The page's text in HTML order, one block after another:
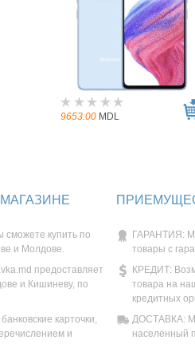
9653.00 MDL
сможете купить по
и Молдове.
предоставляет
и Кишиневу, по
карточки,
и
ГАРАНТИЯ:
товары с
КРЕДИТ:
товара на
кредитных
ДОСТАВКА:
населенный